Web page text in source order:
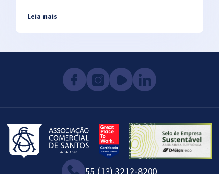
Leia mais
55 (13) 3212-8200